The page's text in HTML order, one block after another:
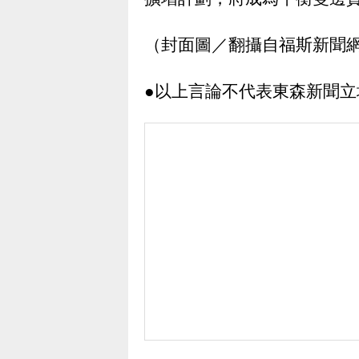
（封面圖／翻攝自福斯新聞
●以上言論不代表東森新聞